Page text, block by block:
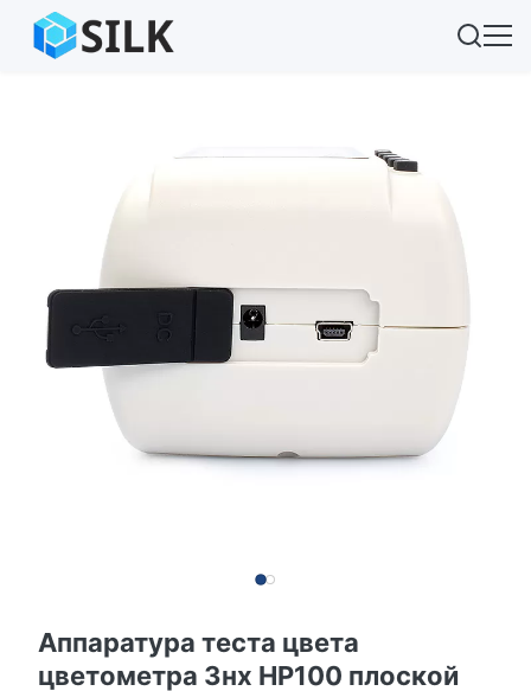
Аппаратура теста цвета
цветометра 3нх НР100 плоской